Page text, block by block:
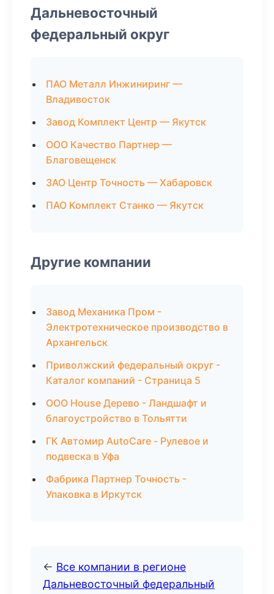
Дальневосточный
федеральный округ
ПАО Металл Инжиниринг —
Владивосток
Завод Комплект Центр — Якутск
ООО Качество Партнер —
Благовещенск
ЗАО Центр Точность — Хабаровск
ПАО Комплект Станко — Якутск
Другие компании
Завод Механика Пром -
Электротехническое производство в
Архангельск
Приволжский федеральный округ -
Каталог компаний - Страница 5
ООО House Дерево - Ландшафт и
благоустройство в Тольятти
ГК Автомир AutoCare - Рулевое и
подвеска в Уфа
Фабрика Партнер Точность -
Упаковка в Иркутск
← Все компании в регионе
Дальневосточный федеральный